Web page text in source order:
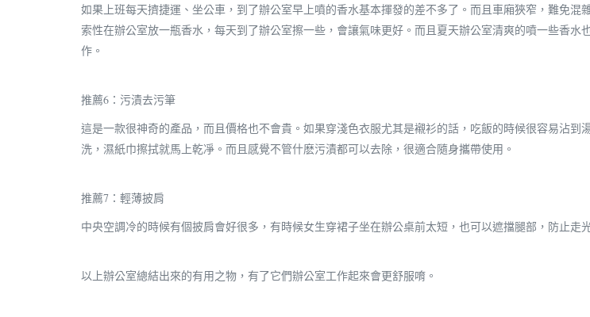
如果上班每天擠捷運、坐公車，到了辦公室早上噴的香水基本揮發的差不多了。而且車廂狹窄，難免混
索性在辦公室放一瓶香水，每天到了辦公室擦一些，會讓氣味更好。而且夏天辦公室清爽的噴一些香水
作。
推薦6：污漬去污筆
這是一款很神奇的產品，而且價格也不會貴。如果穿淺色衣服尤其是襯衫的話，吃飯的時候很容易沾到
洗，濕紙巾擦拭就馬上乾凈。而且感覺不管什麽污漬都可以去除，很適合隨身攜帶使用。
推薦7：輕薄披肩
中央空調冷的時候有個披肩會好很多，有時候女生穿裙子坐在辦公桌前太短，也可以遮擋腿部，防止走
以上辦公室總結出來的有用之物，有了它們辦公室工作起來會更舒服唷。